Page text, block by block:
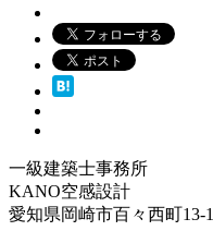
一級建築士事務所
KANO空感設計
愛知県岡崎市百々西町13-